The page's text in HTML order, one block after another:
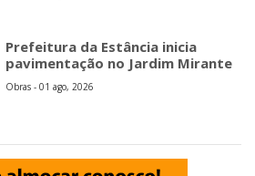
Prefeitura da Estância inicia
pavimentação no Jardim Mirante
Obras - 01 ago, 2026